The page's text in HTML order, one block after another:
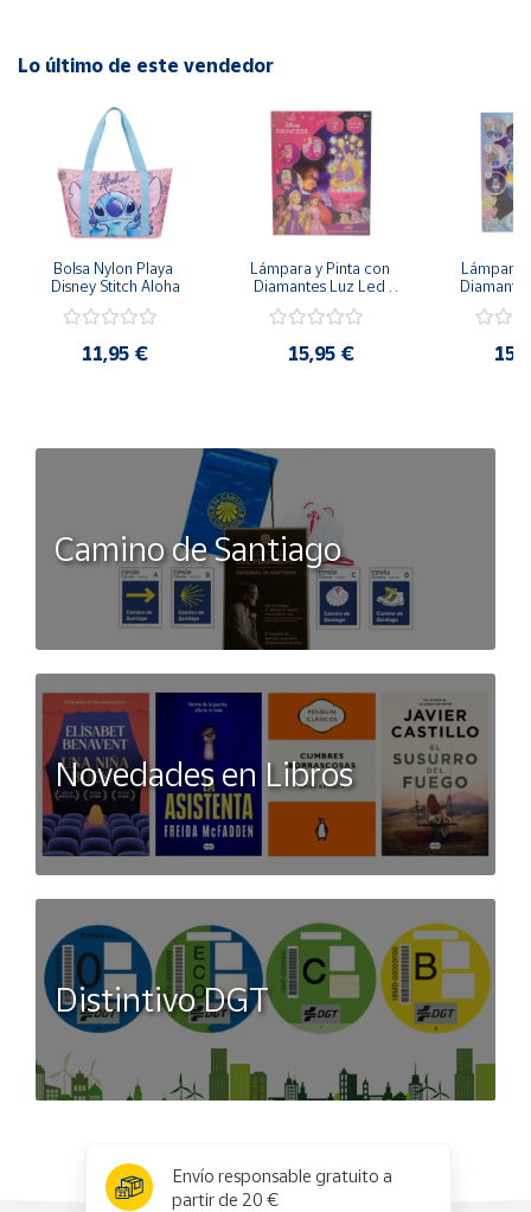
Lo último de este vendedor
Bolsa Nylon Playa
Disney Stitch Aloha
11,95 €
Lámpara y Pinta con
Diamantes Luz Led
20cm 3 Intensidades
15,95 €
Lámpara
20cm 3
Camino de Santiago
Novedades en Libros
Distintivo DGT
Envío responsable gratuito a
partir de 20 €